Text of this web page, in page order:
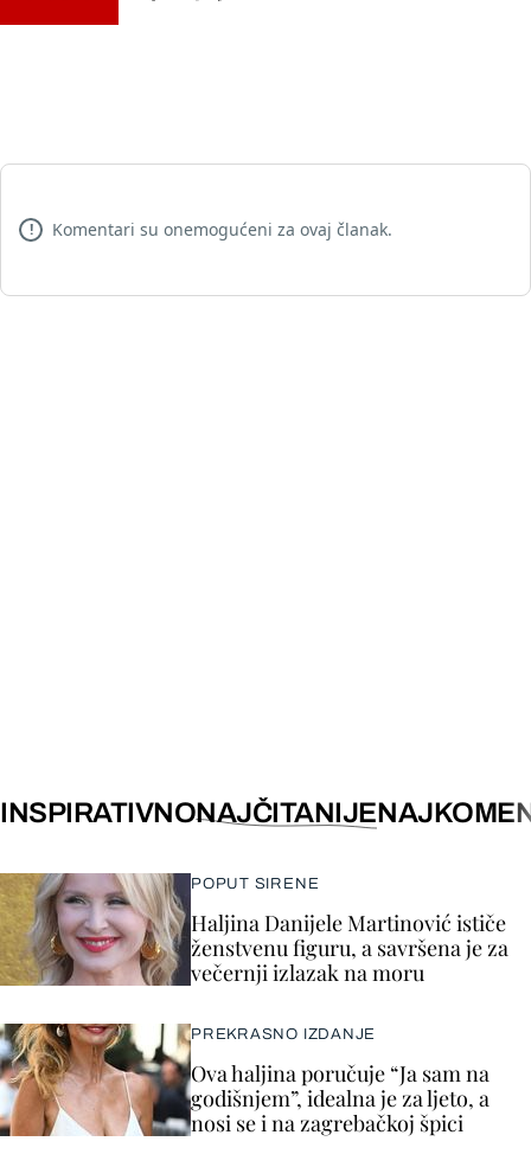
! Komentari su onemogućeni za ovaj članak.
INSPIRATIVNONAJČITANIJE
POPUT SIRENE
Haljina Danijele Martinović ističe
ženstvenu figuru, a savršena je za
večernji izlazak na moru
PREKRASNO IZDANJE
Ova haljina poručuje “Ja sam na
godišnjem”, idealna je za ljeto, a
nosi se i na zagrebačkoj špici